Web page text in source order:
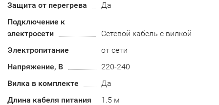
Защита от перегрева
Да
Подключение к
электросети
Сетевой кабель с вилкой
Электропитание
от сети
Напряжение, В
220-240
Вилка в комплекте
Да
Длина кабеля питания
1.5 м